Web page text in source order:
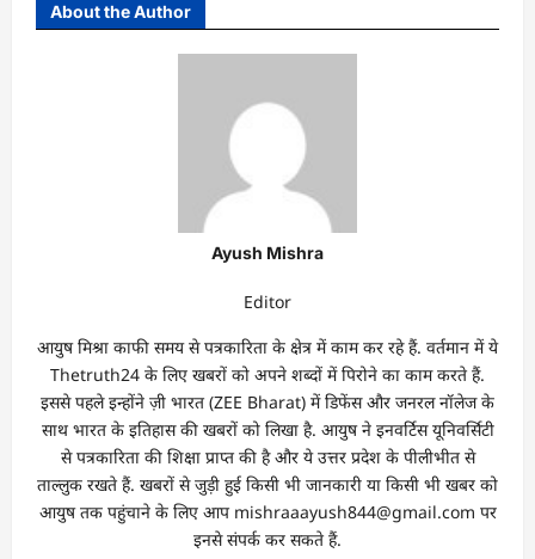
About the Author
Ayush Mishra
Editor
आयुष मिश्रा काफी समय से पत्रकारिता के क्षेत्र में काम कर रहे हैं. वर्तमान में ये
Thetruth24 के लिए खबरों को अपने शब्दों में पिरोने का काम करते हैं.
इससे पहले इन्होंने ज़ी भारत (ZEE Bharat) में डिफेंस और जनरल नॉलेज के
साथ भारत के इतिहास की खबरों को लिखा है. आयुष ने इनवर्टिस यूनिवर्सिटी
से पत्रकारिता की शिक्षा प्राप्त की है और ये उत्तर प्रदेश के पीलीभीत से
ताल्लुक रखते हैं. खबरों से जुड़ी हुई किसी भी जानकारी या किसी भी खबर को
आयुष तक पहुंचाने के लिए आप mishraaayush844@gmail.com पर
इनसे संपर्क कर सकते हैं.